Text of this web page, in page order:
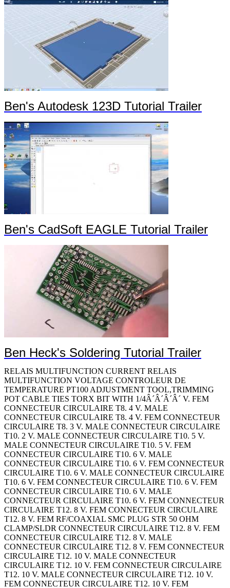
Ben's Autodesk 123D Tutorial Trailer
Ben's CadSoft EAGLE Tutorial Trailer
Ben Heck's Soldering Tutorial Trailer
RELAIS MULTIFUNCTION CURRENT RELAIS MULTIFUNCTION VOLTAGE CONTROLEUR DE TEMPERATURE PT100 ADJUSTMENT TOOL,TRIMMING POT CABLE TIES TORX BIT WITH 1/4Â´Â´Â´Â´ V. FEM CONNECTEUR CIRCULAIRE T8. 4 V. MALE CONNECTEUR CIRCULAIRE T8. 4 V. FEM CONNECTEUR CIRCULAIRE T8. 3 V. MALE CONNECTEUR CIRCULAIRE T10. 2 V. MALE CONNECTEUR CIRCULAIRE T10. 5 V. MALE CONNECTEUR CIRCULAIRE T10. 5 V. FEM CONNECTEUR CIRCULAIRE T10. 6 V. MALE CONNECTEUR CIRCULAIRE T10. 6 V. FEM CONNECTEUR CIRCULAIRE T10. 6 V. MALE CONNECTEUR CIRCULAIRE T10. 6 V. FEM CONNECTEUR CIRCULAIRE T10. 6 V. FEM CONNECTEUR CIRCULAIRE T10. 6 V. MALE CONNECTEUR CIRCULAIRE T10. 6 V. FEM CONNECTEUR CIRCULAIRE T12. 8 V. FEM CONNECTEUR CIRCULAIRE T12. 8 V. FEM RF/COAXIAL SMC PLUG STR 50 OHM CLAMP/SLDR CONNECTEUR CIRCULAIRE T12. 8 V. FEM CONNECTEUR CIRCULAIRE T12. 8 V. MALE CONNECTEUR CIRCULAIRE T12. 8 V. FEM CONNECTEUR CIRCULAIRE T12. 10 V. MALE CONNECTEUR CIRCULAIRE T12. 10 V. FEM CONNECTEUR CIRCULAIRE T12. 10 V. MALE CONNECTEUR CIRCULAIRE T12. 10 V. FEM CONNECTEUR CIRCULAIRE T12. 10 V. FEM CONNECTEUR CIRCULAIRE T12. 10 V. FEM CONNECTEUR CIRCULAIRE T12. 10 V. MALE CONNECTEUR CIRCULAIRE T12. 10 V. FEM CONNECTEUR CIRCULAIRE T12. 14 V. MALE CONNECTEUR CIRCULAIRE T14. 15 V. MALE CONNECTEUR CIRCULAIRE T14. 15 V. MALE CONNECTEUR CIRCULAIRE T14. 18 V. MALE CONNECTEUR CIRCULAIRE T14. 18 V. MALE CONNECTEUR CIRCULAIRE T14. 18 V. FEM CONNECTEUR CIRCULAIRE T14. 19 V. MALE CONNECTEUR CIRCULAIRE T14. 19 V. FEM CONNECTEUR CIRCULAIRE T14. 19 V. FEM CONNECTEUR CIRCULAIRE T14. 19 V. MALE CONNECTEUR CIRCULAIRE T14. 19 V. FEM CONNECTEUR CIRCULAIRE T16. 8 V. FEM CONNECTEUR CIRCULAIRE T16. 26 V. FEM CONNECTEUR CIRCULAIRE T16. 26 V. MALE CONNECTEUR CIRCULAIRE T16. 26 V. FEM CONNECTEUR CIRCULAIRE T16. 23 V. MALE CONNECTEUR CIRCULAIRE T18. 32 V. MALE CONNECTEUR CIRCULAIRE T18. 32 V. FEM CONNECTEUR CIRCULAIRE T20. 16 V. MALE CONNECTEUR CIRCULAIRE T20. 41 V. MALE CONNECTEUR CIRCULAIRE T20. 41 V. FEM CONNECTEUR CIRCULAIRE T22. 41 V. MALE CONNECTEUR CIRCULAIRE T22. 55 V. MALE CONNECTEUR CIRCULAIRE T22. 55 V. FEM CONNECTEUR CIRCULAIRE T22. 55 V. FEM CONNECTEUR CIRCULAIRE T22. 55 V. MALE CONNECTEUR CIRCULAIRE T22. 55 V. MALE CONNECTEUR CIRCULAIRE T22. 55 V. FEM CONNECTEUR CIRCULAIRE T12. 4 V. MALE CONNECTEUR CIRCULAIRE T12. 10 V. FEM CONNECTEUR CIRCULAIRE T14. 18 V. FEM CONNECTEUR CIRCULAIRE T8. 2 V. MALE CONNECTEUR CIRCULAIRE T8. 3 V. MALE CONNECTEUR CIRCULAIRE T8. 4 V. MALE CONNECTEUR CIRCULAIRE T8. 4 V. MALE CONNECTEUR CIRCULAIRE T10. 6 V. MALE CONNECTEUR CIRCULAIRE T10. 6 V. MALE CONNECTEUR CIRCULAIRE T12. 3 V. MALE CONNECTEUR CIRCULAIRE T12. 3 V. MALE CONNECTEUR CIRCULAIRE T12. 3 V. FEM CONNECTEUR CIRCULAIRE T12. 4 V. MALE CONNECTEUR CIRCULAIRE T12. 4 V. FEM CONNECTEUR CIRCULAIRE T12. 10 V. MALE CONNECTEUR CIRCULAIRE T12. 10 V. MALE CONNECTEUR CIRCULAIRE T12. 10 V. MALE CONNECTEUR CIRCULAIRE T12. 10 V. MALE RF/COAXIAL SMB PLUG STR 50 OHM CRIMP/SLDR CONNECTEUR CIRCULAIRE T12. 14 V. MALE CONNECTEUR CIRCULAIRE T14. 5 V. MALE CONNECTEUR CIRCULAIRE T14. 5 V. FEM CONNECTEUR CIRCULAIRE T14. 12 V. MALE CONNECTEUR CIRCULAIRE T14. 15 V. MALE CONNECTEUR CIRCULAIRE T14. 15 V. MALE CONNECTEUR CIRCULAIRE T14. 18 V. MALE CONNECTEUR CIRCULAIRE T14. 18 V. MALE CONNECTEUR CIRCULAIRE T14. 19 V. MALE CONNECTEUR CIRCULAIRE T14. 19 V. MALE CONNECTEUR CIRCULAIRE T16. 8 V. MALE CONNECTEUR CIRCULAIRE T16. 8 V. FEM CONNECTEUR CIRCULAIRE T16. 23 V. MALE CONNECTEUR CIRCULAIRE T16. 26 V. MALE CONNECTEUR CIRCULAIRE T16. 26 V. MALE CONNECTEUR CIRCULAIRE T16. 26 V. MALE CONNECTEUR CIRCULAIRE T16. 26 V. MALE CONNECTEUR CIRCULAIRE T16. 23 V. MALE CONNECTEUR CIRCULAIRE T18. 11 V. MALE CONNECTEUR CIRCULAIRE T18. 30 V. MALE CONNECTEUR CIRCULAIRE T18. 32 V. MALE CONNECTEUR CIRCULAIRE T18. 32 V. MALE CONNECTEUR CIRCULAIRE T18. 32 V. MALE CONNECTEUR CIRCULAIRE T20. 24 V. MALE CONNECTEUR CIRCULAIRE T20. 27 V. MALE CONNECTEUR CIRCULAIRE T20. 41 V. MALE CONNECTEUR CIRCULAIRE T20. 41 V. MALE CONNECTEUR CIRCULAIRE T20. 41 V. MALE CONNECTEUR CIRCULAIRE T20. 41 V. MALE CONNECTEUR CIRCULAIRE T20. 41 V. FEM CONNECTEUR CIRCULAIRE T22. 55 V. MALE CONNECTEUR CIRCULAIRE T22. 55 V. MALE CONNECTEUR CIRCULAIRE T22. 55 V. MALE CONNECTEUR CIRCULAIRE T22. 55 V. MALE CONNECTEUR CIRCULAIRE T22. 55 V. MALE CONNECTEUR CIRCULAIRE T22. 55 V. FEM CONNECTEUR CIRCULAIRE T24. 61 V. MALE CONNECTEUR CIRCULAIRE T24. 61 V. MALE CONNECTEUR CIRCULAIRE T12. 3 V. FEM CONNECTEUR CIRCULAIRE T14. 5 V. MALE CONNECTEUR CIRCULAIRE T14. 5 V. MALE CONNECTEUR CIRCULAIRE T14. 5 V. FEM CONNECTEUR CIRCULAIRE T10. 6 V. FEM CONNECTEUR CIRCULAIRE T12. 8 V. FEM CONNECTEUR CIRCULAIRE T12. 8 V. FEM CONNECTEUR CIRCULAIRE T12. 8 V. FEM CONNECTEUR CIRCULAIRE T12. 8 V. FEM CONNECTEUR CIRCULAIRE T14. 18 V. FEM CONNECTEUR CIRCULAIRE T14. 5 V. MALE CONNECTEUR CIRCULAIRE T14. 15 V. FEM RF/COAXIAL SMB BHD JACK STR 50 OHM SOLDER CONNECTEUR CIRCULAIRE T14. 19 V. FEM CONNECTEUR CIRCULAIRE T14. 5 V. FEM CONNECTEUR CIRCULAIRE T12. 10 V. FEM CONNECTEUR CIRCULAIRE T16. 26 V. FEM CONNECTEUR CIRCULAIRE T20. 27 V. MALE CONNECTEUR CIRCULAIRE T8. 2 V. FEM CONNECTEUR CIRCULAIRE T8. 3 V. MALE CONNECTEUR CIRCULAIRE T8. 4 V. FEM CONNECTEUR CIRCULAIRE T22. 41 V. MALE CONNECTEUR CIRCULAIRE T8. 2 V. FEM RF/COAXIAL SMB BHD JACK STR 50 OHM SOLDER CONNECTEUR CIRCULAIRE T8. 4 V. FEM CONNECTEUR CIRCULAIRE T20. 16 V. MALE CONNECTEUR CIRCULAIRE T20. 41 V. MALE CONNECTEUR CIRCULAIRE T8. 4 V. FEM CONNECTEUR CIRCULAIRE T12. 10 V. FEM CONNECTEUR CIRCULAIRE T12. 3 V. MALE CONNECTEUR CIRCULAIRE T14. 12 V. FEM CONNECTEUR CIRCULAIRE T14. 15 V. FEM CONNECTEUR CIRCULAIRE T14. 18 V. FEM CONNECTEUR CIRCULAIRE T14. 18 V. FEM CONNECTEUR CIRCULAIRE T14. 5 V. FEM CONNECTEUR CIRCULAIRE T16. 26 V. FEM CONNECTEUR CIRCULAIRE T16. 26 V. FEM CONNECTEUR CIRCULAIRE T16. 26 V. FEM CONNECTEUR CIRCULAIRE T16. 26 V. FEM CONNECTEUR CIRCULAIRE T16. 8 V. MALE CONNECTEUR CIRCULAIRE T16. 8 V. FEM CONNECTEUR CIRCULAIRE T16. 8 V. FEM CONNECTEUR CIRCULAIRE T18. 11 V. FEM CONNECTEUR CIRCULAIRE T18. 32 V. FEM CONNECTEUR CIRCULAIRE T18. 32 V. FEM CONNECTEUR CIRCULAIRE T20. 27 V. MALE CONNECTEUR CIRCULAIRE T20. 27 V. MALE CONNECTEUR CIRCULAIRE T20. 27 V. MALE CONNECTEUR CIRCULAIRE T20. 41 V. FEM CONNECTEUR CIRCULAIRE T22. 55 V. MALE CONNECTEUR CIRCULAIRE T22. 55 V. MALE CONNECTEUR CIRCULAIRE T22. 55 V. MALE CONNECTEUR CIRCULAIRE T22. 55 V. FEM CONNECTEUR CIRCULAIRE T24. 61 V. FEM CONNECTEUR CIRCULAIRE T24. 61 V. FEM CONNECTEUR CIRCULAIRE T8. 2 V. FEM CONNECTEUR CIRCULAIRE T8. 2 V. FEM RF/COAXIAL,SMB BHD JACK R/A 50 OHM CRIM CONNECTEUR CIRCULAIRE T8. 3 V. FEM CONNECTEUR CIRCULAIRE T8. 3 V. FEM CONNECTEUR CIRCULAIRE T12. 8 V. FEM CONNECTEUR CIRCULAIRE T8. 2 V. FEM CONNECTEUR CIRCULAIRE T8. 3 V. FEM CONNECTEUR CIRCULAIRE T8. 3 V. FEM CONNECTEUR CIRCULAIRE T8. 4 V. FEM CONNECTEUR CIRCULAIRE T20. 41 V. MALE CONNECTEUR CIRCULAIRE T20. 41 V. MALE CONNECTEUR CIRCULAIRE T8. 2 V. FEM CONNECTEUR CIRCULAIRE T8. 3 V. FEM CONNECTEUR CIRCULAIRE T8. 3 V. FEM CONNECTEUR CIRCULAIRE T8. 4 V. FEM CONNECTEUR CIRCULAIRE T10. 6 V. MALE CONNECTEUR CIRCULAIRE T10. 6 V. FEM CONNECTEUR CIRCULAIRE T20. 16 V. MALE CONNECTEUR CIRCULAIRE T20. 16 V. FEM CONNECTEUR CIRCULAIRE T22. 41 V. MALE HEX JAM NUT CONNECTEUR CIRCULAIRE T10. 6 V. FEM CONNECTEUR CIRCULAIRE T12. 10 V. FEM CONNECTEUR CIRCULAIRE T16. 23 V. FEM CONNECTEUR CIRCULAIRE T16. 26 V. FEM CONNECTEUR CIRCULAIRE T16. 8 V. MALE CONNECTEUR CIRCULAIRE T16. 8 V. FEM CONNECTEUR CIRCULAIRE T20. 27 V. MALE CONNECTEUR CIRCULAIRE T20. 41 V. FEM CONNECTEUR CIRCULAIRE T20. 41 V. FEM CONNECTEUR CIRCULAIRE T22. 41 V. MALE CONNECTEUR CIRCULAIRE T22. 55 V. MALE CONNECTEUR CIRCULAIRE T22. 55 V. MALE CONNECTEUR CIRCULAIRE T22. 55 V. FEM CRIMP TOOL CONNECTEUR CIRCULAIRE T8. 2 V. FEM CONNECTEUR CIRCULAIRE T8. 3 V. FEM CONNECTEUR CIRCULAIRE T8. 4 V. FEM CONNECTEUR CIRCULAIRE T8. 4 V. FEM CONNECTEUR CIRCULAIRE T10. 6 V. FEM CONNECTEUR CIRCULAIRE T10. 6 V. FEM CONNECTEUR CIRCULAIRE T10. 6 V. FEM CONNECTEUR CIRCULAIRE T10. 6 V. FEM CONNECTEUR CIRCULAIRE T10. 6 V. FEM CONNECTEUR CIRCULAIRE T10. 6 V. FEM CRIMP TOOL CONNECTEUR CIRCULAIRE T10. 6 V. FEM CONNECTEUR CIRCULAIRE T12. 10 V. FEM CONNECTEUR CIRCULAIRE T12. 3 V. MALE CONNECTEUR CIRCULAIRE T14. 19 V. MALE CONNECTEUR CIRCULAIRE T16. 8 V. MALE CONNECTEUR CIRCULAIRE T16. 8 V. FEM CONNECTEUR CIRCULAIRE T18. 11 V. FEM CONNECTEUR CIRCULAIRE T18. 32 V. FEM CONNECTEUR CIRCULAIRE T22. 21 V. MALE CONNECTEUR CIRCULAIRE T22. 21 V. MALE CONNECTEUR CIRCULAIRE T22. 55 V. MALE CONNECTEUR CIRCULAIRE T22. 55 V. MALE CONNECTEUR CIRCULAIRE T22. 55 V. FEM CONNECTEUR CIRCULAIRE T8. 2 V. FEM CONNECTEUR CIRCULAIRE T8. 2 V. FEM CONNECTEUR CIRCULAIRE T10. 6 V. MALE CONNECTEUR CIRCULAIRE T20. 16 V. MALE CONNECTEUR CIRCULAIRE T20. 16 V. MALE CONNECTEUR CIRCULAIRE T20. 41 V. FEM CONNECTEUR CIRCULAIRE T10. 6 V. FEM CONNECTEUR CIRCULAIRE T12. 10 V. FEM RF/COAXIAL N PLUG STR 50 OHM CLAMP/SOLDER CONNECTEUR CIRCULAIRE T14. 18 V. FEM CONNECTEUR CIRCULAIRE T16. 26 V. FEM CONNECTEUR CIRCULAIRE T16. 26 V. FEM CONNECTEUR CIRCULAIRE T12. 10 V. MALE CONNECTEUR CIRCULAIRE T12. 10 V. MALE CONNECTEUR CIRCULAIRE T12. 8 V. MALE CONNECTEUR CIRCULAIRE T12. 8 V. MALE CONNECTEUR CIRCULAIRE T12. 8 V. MALE CONNECTEUR CIRCULAIRE T12. 8 V. MALE CONNECTEUR CIRCULAIRE T14. 12 V. MALE CONNECTEUR CIRCULAIRE T14. 12 V. FEM CONNECTEUR CIRCULAIRE T14. 12 V. FEM CONNECTEUR CIRCULAIRE T14. 12 V. FEM CONNECTEUR CIRCULAIRE T14. 15 V. FEM CONNECTEUR CIRCULAIRE T14. 18 V. MALE CONNECTEUR CIRCULAIRE T14. 18 V. MALE CONNECTEUR CIRCULAIRE T14. 18 V. MALE CONNECTEUR CIRCULAIRE T14. 18 V. FEM CONNECTEUR CIRCULAIRE T14. 18 V. FEM CONNECTEUR CIRCULAIRE T14. 18 V. FEM CONNECTEUR CIRCULAIRE T14. 18 V. FEM CONNECTEUR CIRCULAIRE T14. 18 V. FEM CONNECTEUR CIRCULAIRE T14. 18 V. FEM CONNECTEUR CIRCULAIRE T14. 19 V. MALE CONNECTEUR CIRCULAIRE T14. 19 V. MALE CONNECTEUR CIRCULAIRE T14. 19 V. MALE CONNECTEUR CIRCULAIRE T14. 19 V. MALE CONNECTEUR CIRCULAIRE T14. 19 V. MALE CONNECTEUR CIRCULAIRE T14. 19 V. MALE CONNECTEUR CIRCULAIRE T14. 19 V. FEM CONNECTEUR CIRCULAIRE T14. 19 V. FEM